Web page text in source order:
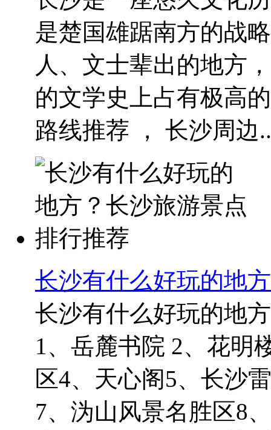
是楚国雄踞南方的战
人、文士辈出的地方
的文学史上占有极高
路线推荐 ， 长沙周边
长沙有什么好玩的地
长沙有什么好玩的地
1、岳麓书院 2、花明
区4、天心阁5、长沙
7、沩山风景名胜区8